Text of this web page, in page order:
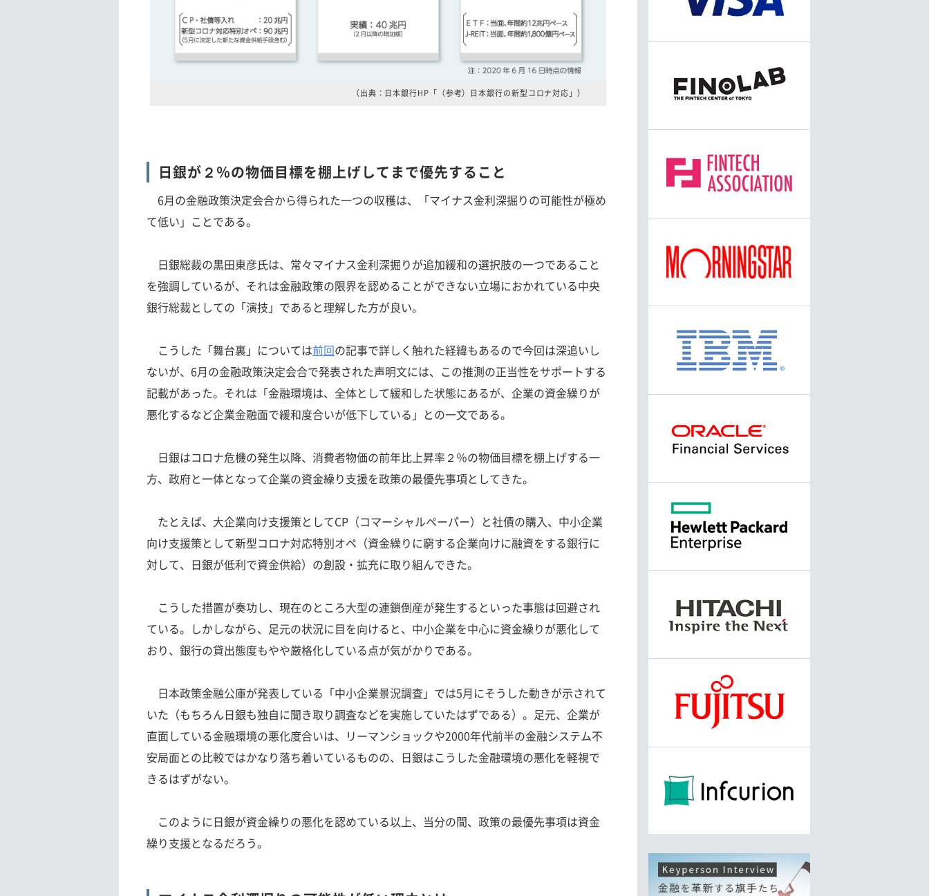
（出典：日本銀行HP「（参考）日本銀行の新型コロナ対応」）
日銀が２％の物価目標を棚上げしてまで優先すること
6月の金融政策決定会合から得られた一つの収穫は、「マイナス金利深掘りの可能性が極め
て低い」ことである。
日銀総裁の黒田東彦氏は、常々マイナス金利深掘りが追加緩和の選択肢の一つであること
を強調しているが、それは金融政策の限界を認めることができない立場におかれている中央
銀行総裁としての「演技」であると理解した方が良い。
こうした「舞台裏」については前回の記事で詳しく触れた経緯もあるので今回は深追いし
ないが、6月の金融政策決定会合で発表された声明文には、この推測の正当性をサポートする
記載があった。それは「金融環境は、全体として緩和した状態にあるが、企業の資金繰りが
悪化するなど企業金融面で緩和度合いが低下している」との一文である。
日銀はコロナ危機の発生以降、消費者物価の前年比上昇率２％の物価目標を棚上げする一
方、政府と一体となって企業の資金繰り支援を政策の最優先事項としてきた。
たとえば、大企業向け支援策としてCP（コマーシャルペーパー）と社債の購入、中小企業
向け支援策として新型コロナ対応特別オペ（資金繰りに窮する企業向けに融資をする銀行に
対して、日銀が低利で資金供給）の創設・拡充に取り組んできた。
こうした措置が奏功し、現在のところ大型の連鎖倒産が発生するといった事態は回避され
ている。しかしながら、足元の状況に目を向けると、中小企業を中心に資金繰りが悪化して
おり、銀行の貸出態度もやや厳格化している点が気がかりである。
日本政策金融公庫が発表している「中小企業景況調査」では5月にそうした動きが示されて
いた（もちろん日銀も独自に聞き取り調査などを実施していたはずである）。足元、企業が
直面している金融環境の悪化度合いは、リーマンショックや2000年代前半の金融システム不
安局面との比較ではかなり落ち着いているものの、日銀はこうした金融環境の悪化を軽視で
きるはずがない。
このように日銀が資金繰りの悪化を認めている以上、当分の間、政策の最優先事項は資金
繰り支援となるだろう。